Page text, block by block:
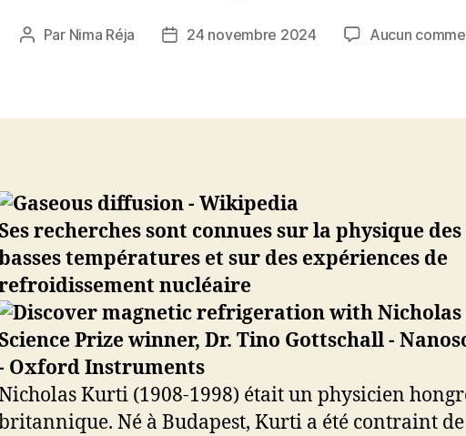
Auteur
Par Nima Réja
Date24 novembre 2024 Aucun
recherches sont connues sur la physique
températures et sur des expériences de
nucléaire
Kurti (1908-1998) était un physicien
Né à Budapest, Kurti a été contraint de